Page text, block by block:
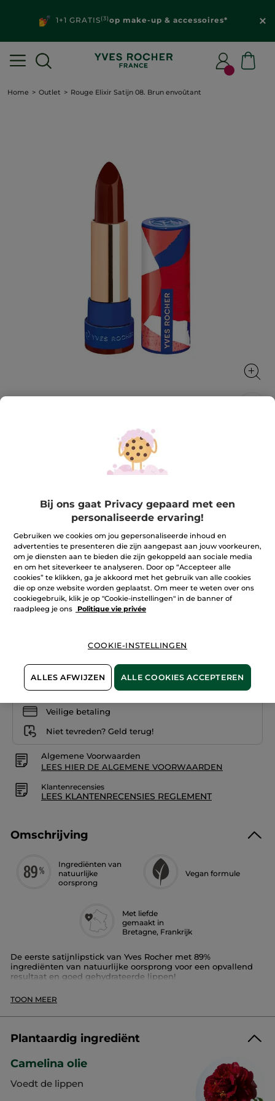
1+1 GRATIS(3)op make-up & accessoires*
Home Outlet Rouge Elixir Satijn 08. Brun envoûtant
Rouge Elixir Satijn 08. Brun envoûtant
Rouge Elixir Satin, een intens gepigmenteerde lipstick
die aangenaam aanvoelt en de lippen verzorgt.
4.0 ★★★★★
★★★★★
van
sterren.
Lees
reviews.
Elixir
Satijn
01.
Rosé
romantique
(309)REVIEW TOEVOEGEN
23,90 €
08. Brun envoûtant
+22
Aantal
IN WINKELMANDJE
Bezorging vanaf12/08
Veilige betaling
Niet tevreden? Geld terug!
Algemene Voorwaarden
LEES HIER DE ALGEMENE VOORWAARDEN
Klantenrecensies
LEES KLANTENRECENSIES REGLEMENT
Omschrijving
Ingrediënten van
natuurlijke
oorsprong
Vegan formule
Met liefde
gemaakt in
Bretagne, Frankrijk
De eerste satijnlipstick van Yves Rocher met 89%
ingrediënten van natuurlijke oorsprong voor een opvallend
resultaat en goed gehydrateerde lippen!
Beschikbaar in 24 tinten.
Pluspunt:
de rijke en crèmige formule met cameliaolie is intens
gepigmenteerd. Ze verzorgt, hydrateert en voedt de lippen.
Rouge Elixir Satin dekt in een laagje, voedt en hydrateert, en
staat urenlang garant voor een aangenaam en zacht gevoel
van comfort.
TOON MEER
Plantaardig ingrediënt
Camelina olie
Voedt de lippen
Bij ons gaat Privacy gepaard met een
personaliseerde ervaring!
Gebruiken we cookies om jou gepersonaliseerde inhoud en
advertenties te presenteren die zijn aangepast aan jouw voorkeuren,
om je diensten aan te bieden die zijn gekoppeld aan sociale media
en om het siteverkeer te analyseren. Door op “Accepteer alle
cookies” te klikken, ga je akkoord met het gebruik van alle cookies
die op onze website worden geplaatst. Om meer te weten over ons
cookiegebruik, klik je op "Cookie-instellingen" in de banner of
raadpleeg je ons
Politique vie privée
COOKIE-INSTELLINGEN
ALLES AFWIJZEN ALLE COOKIES ACCEPTEREN